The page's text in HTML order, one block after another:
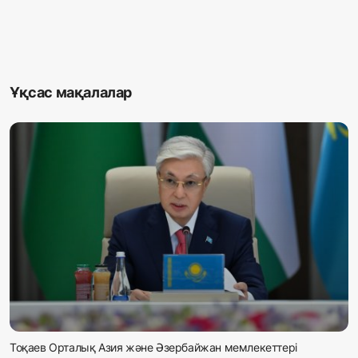
Ұқсас мақалалар
Тоқаев Орталық Азия және Әзербайжан мемлекеттері